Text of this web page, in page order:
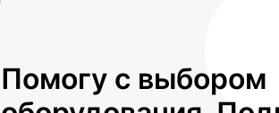
Помогу с выбором